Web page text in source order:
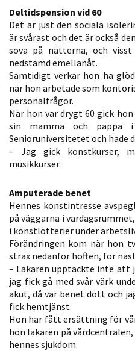
Deltidspension vid 60
Det är just den sociala
är svårast och det är också
sova på nätterna, och
nedstämd emellanåt.
Samtidigt verkar hon ha
när hon arbetade som
personalfrågor.
När hon var drygt 60 gick
sin mamma och pappa
Senioruniversitetet och hade
– Jag gick konstkurser,
musikkurser.
Amputerade benet
Hennes konstintresse
på väggarna i
i konstlotterier under
Förändringen kom när hon
strax nedanför höften, för
– Läkaren upptäckte inte att
jag fick gå med svår värk
akut, då var benet dött och
fick hemtjänst.
Hon har fått ersättning för
hon läkaren på
hennes sjukdom.